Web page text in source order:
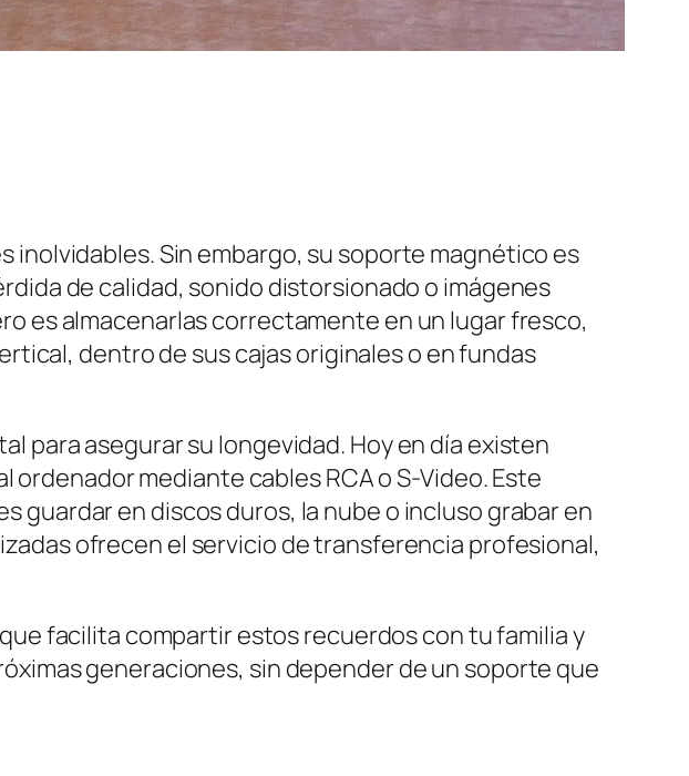
inolvidables. Sin embargo, su soporte magnético es
de calidad, sonido distorsionado o imágenes
es almacenarlas correctamente en un lugar fresco,
dentro de sus cajas originales o en fundas
para asegurar su longevidad. Hoy en día existen
mediante cables RCA o S-Video. Este
guardar en discos duros, la nube o incluso grabar en
ofrecen el servicio de transferencia profesional,
facilita compartir estos recuerdos con tu familia y
generaciones, sin depender de un soporte que